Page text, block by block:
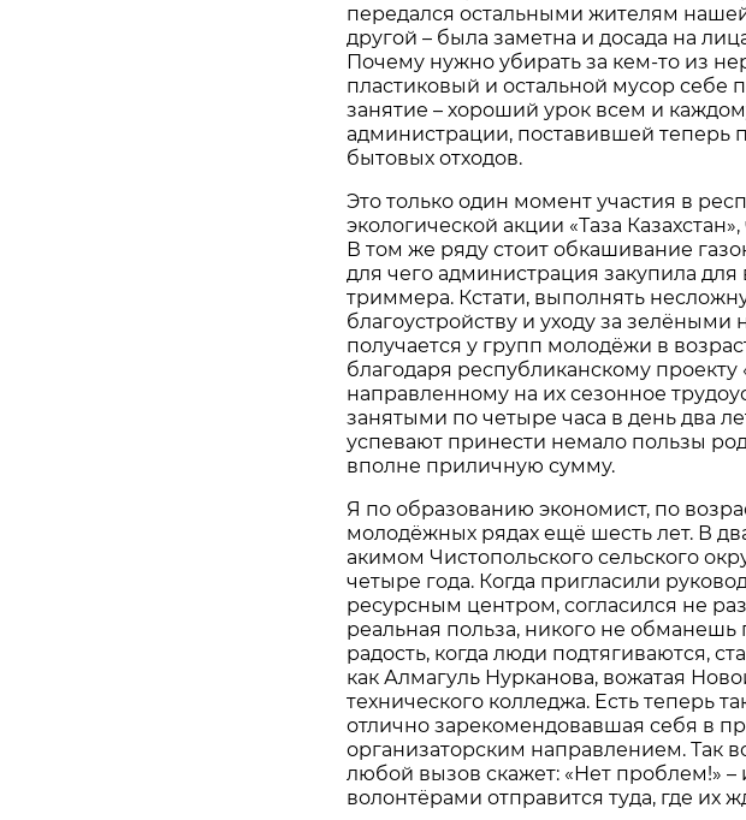
передался остальными жителям
другой – была заметна и досада на
Почему нужно убирать за кем-то из
пластиковый и остальной мусор себе
занятие – хороший урок всем и
администрации, поставившей теперь
бытовых отходов.
Это только один момент участия в
экологической акции «Таза
В том же ряду стоит обкашивание
для чего администрация закупила
триммера. Кстати, выполнять
благоустройству и уходу за
получается у групп молодёжи в
благодаря республиканскому проекту
направленному на их сезонное
занятыми по четыре часа в день два
успевают принести немало пользы
вполне приличную сумму.
Я по образованию экономист, по
молодёжных рядах ещё шесть лет. В
акимом Чистопольского сельского
четыре года. Когда пригласили
ресурсным центром, согласился не
реальная польза, никого не
радость, когда люди подтягиваются,
как Алмагуль Нурканова, вожатая
технического колледжа. Есть теперь
отлично зарекомендовавшая себя в
организаторским направлением. Так
любой вызов скажет: «Нет проблем!» –
волонтёрами отправится туда, где их